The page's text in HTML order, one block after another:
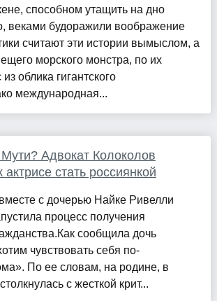
способном утащить на дно
веками будоражили воображение
считают эти истории вымыслом, а
морского монстра, по их
облика гигантского
международная...
Адвокат Колоколов
актрисе стать россиянкой
с дочерью Найке Ривелли
процесс получения
сообщила дочь
чувствовать себя по-
По ее словам, на родине, в
с жесткой крит...